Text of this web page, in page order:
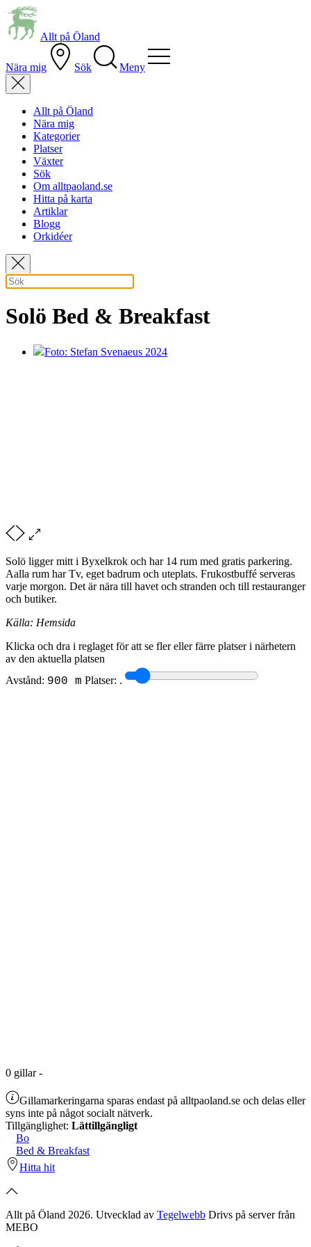
Allt på Öland
Nära mig Sök Meny
Allt på Öland
Nära mig
Kategorier
Platser
Växter
Sök
Om alltpaoland.se
Hitta på karta
Artiklar
Blogg
Orkidéer
Solö Bed & Breakfast
Foto: Stefan Svenaeus 2024
Solö ligger mitt i Byxelkrok och har 14 rum med gratis parkering.
Aalla rum har Tv, eget badrum och uteplats. Frukostbuffé serveras
varje morgon. Det är nära till havet och stranden och till restauranger
och butiker.
Källa: Hemsida
Klicka och dra i reglaget för att se fler eller färre platser i närhetern
av den aktuella platsen
Avstånd: 900 m Platser: .
0 gillar-
Gillamarkeringarna sparas endast på alltpaoland.se och delas eller
syns inte på något socialt nätverk.
Tillgänglighet: Lättillgängligt
Bo
Bed & Breakfast
Hitta hit
Allt på Öland 2026. Utvecklad av Tegelwebb Drivs på server från
MEBO